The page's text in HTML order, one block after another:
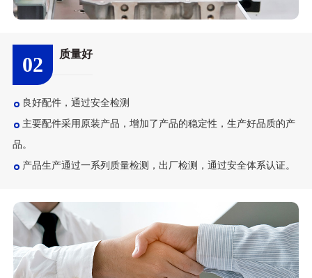
02 质量好
良好配件，通过安全检测
主要配件采用原装产品，增加了产品的稳定性，生产好品质的产
品。
产品生产通过一系列质量检测，出厂检测，通过安全体系认证。